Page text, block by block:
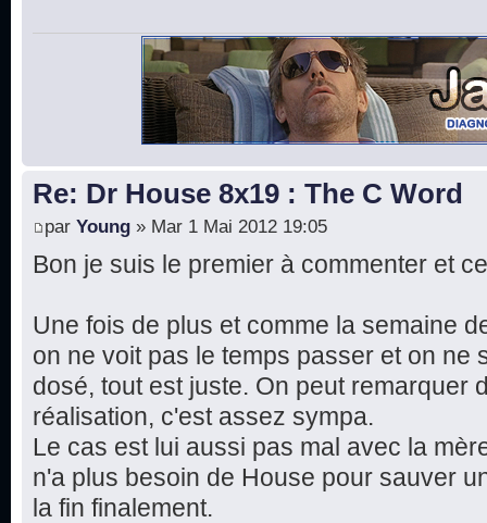
Re: Dr House 8x19 : The C Word
par Young » Mar 1 Mai 2012 19:05
Bon je suis le premier à commenter et
Une fois de plus et comme la semaine
on ne voit pas le temps passer et on ne
dosé, tout est juste. On peut remarquer
réalisation, c'est assez sympa.
Le cas est lui aussi pas mal avec la
n'a plus besoin de House pour sauver
la fin finalement.